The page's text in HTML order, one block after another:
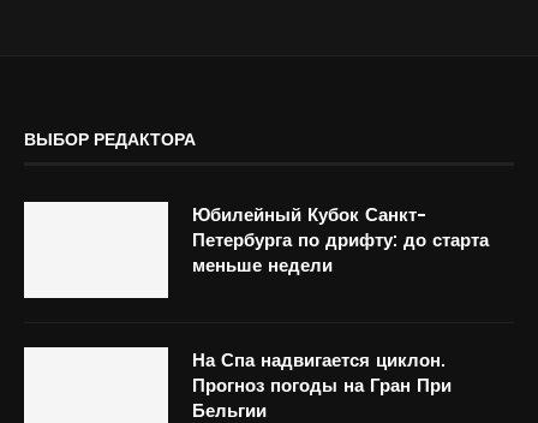
ВЫБОР РЕДАКТОРА
Юбилейный Кубок Санкт-
Петербурга по дрифту: до старта
меньше недели
На Спа надвигается циклон.
Прогноз погоды на Гран При
Бельгии